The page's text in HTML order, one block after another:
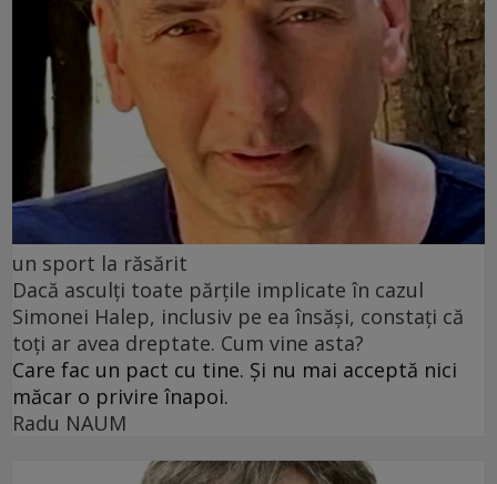
un sport la răsărit
Dacă asculți toate părțile implicate în cazul
Simonei Halep, inclusiv pe ea însăși, constați că
toți ar avea dreptate. Cum vine asta?
Care fac un pact cu tine. Și nu mai acceptă nici
măcar o privire înapoi.
Radu NAUM